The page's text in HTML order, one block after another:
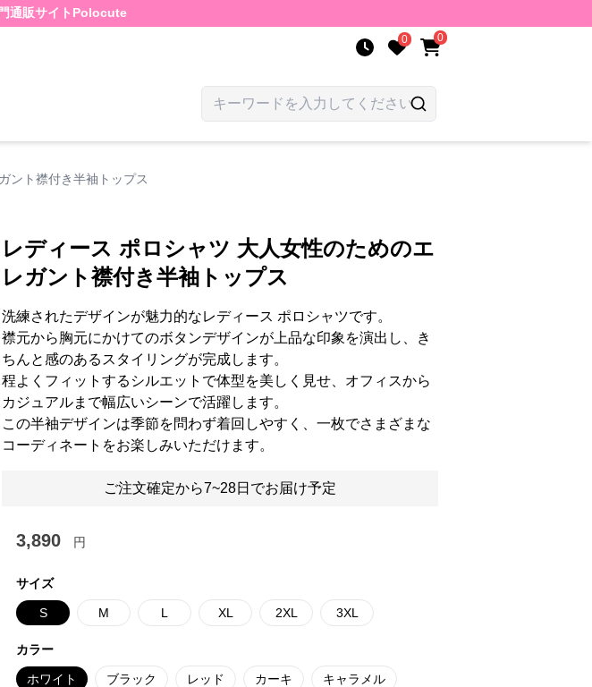
通販サイト Polocute
0 0
ント襟付き半袖トップス
レディース ポロシャツ 大人女性のためのエ
レガント襟付き半袖トップス
洗練されたデザインが魅力的なレディース ポロシャツです。
襟元から胸元にかけてのボタンデザインが上品な印象を演出し、き
ちんと感のあるスタイリングが完成します。
程よくフィットするシルエットで体型を美しく見せ、オフィスから
カジュアルまで幅広いシーンで活躍します。
この半袖デザインは季節を問わず着回しやすく、一枚でさまざまな
コーディネートをお楽しみいただけます。
ご注文確定から7~28日でお届け予定
3,890 円
サイズ
S M L XL 2XL 3XL
カラー
ホワイト ブラック レッド カーキ キャラメル